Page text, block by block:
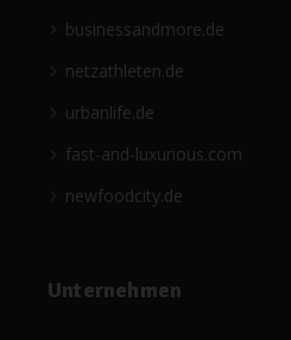
businessandmore.de
netzathleten.de
urbanlife.de
fast-and-luxurious.com
newfoodcity.de
Unternehmen